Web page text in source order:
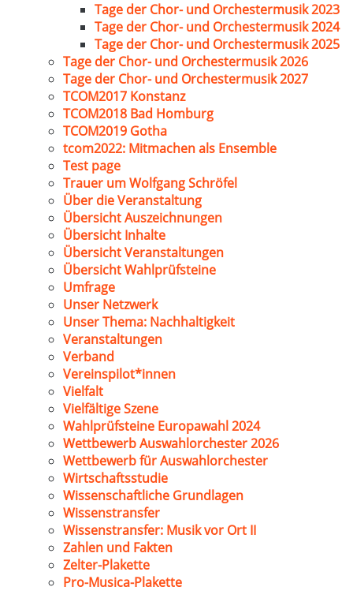
Tage der Chor- und Orchestermusik 2023
Tage der Chor- und Orchestermusik 2024
Tage der Chor- und Orchestermusik 2025
Tage der Chor- und Orchestermusik 2026
Tage der Chor- und Orchestermusik 2027
TCOM2017 Konstanz
TCOM2018 Bad Homburg
TCOM2019 Gotha
tcom2022: Mitmachen als Ensemble
Test page
Trauer um Wolfgang Schröfel
Über die Veranstaltung
Übersicht Auszeichnungen
Übersicht Inhalte
Übersicht Veranstaltungen
Übersicht Wahlprüfsteine
Umfrage
Unser Netzwerk
Unser Thema: Nachhaltigkeit
Veranstaltungen
Verband
Vereinspilot*innen
Vielfalt
Vielfältige Szene
Wahlprüfsteine Europawahl 2024
Wettbewerb Auswahlorchester 2026
Wettbewerb für Auswahlorchester
Wirtschaftsstudie
Wissenschaftliche Grundlagen
Wissenstransfer
Wissenstransfer: Musik vor Ort II
Zahlen und Fakten
Zelter-Plakette
Pro-Musica-Plakette